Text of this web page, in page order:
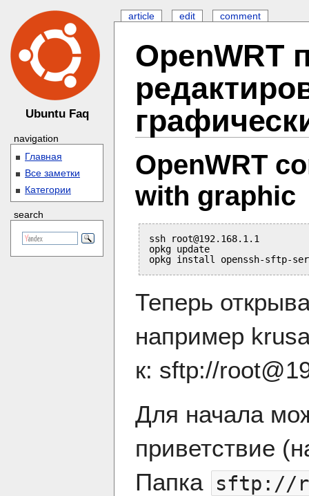
article edit comment
OpenWRT
OpenWRT
with graphic
ssh
root@192.168.1.1
opkg update
Теперь
например
к: sftp://
Для начала
приветствие
Папка
sftp://
Ubuntu Faq
navigation
Главная
Все заметки
Категории
search